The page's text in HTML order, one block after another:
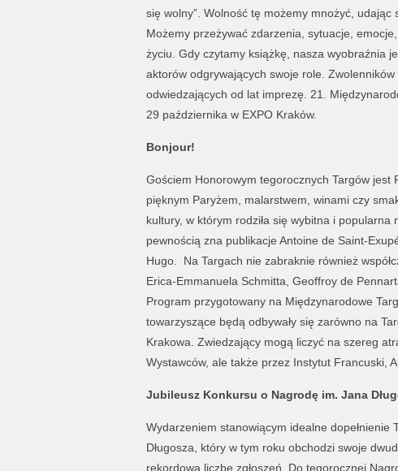
się wolny”. Wolność tę możemy mnożyć,
Możemy przeżywać zdarzenia, sytuacje,
życiu. Gdy czytamy książkę, nasza wyobraźnia
aktorów odgrywających swoje role.
odwiedzających od lat imprezę. 21.
29 października w EXPO Kraków.
Bonjour!
Gościem Honorowym tegorocznych Targów
pięknym Paryżem, malarstwem, winami czy
kultury, w którym rodziła się wybitna i popularna
pewnością zna publikacje Antoine de Saint-
Hugo.
Na Targach nie zabraknie również
Erica-Emmanuela Schmitta, Geoffroy de
Program przygotowany na Międzynarodowe
towarzyszące będą odbywały się zarówno na
Krakowa. Zwiedzający mogą liczyć na szereg
Wystawców, ale także przez Instytut Francuski,
Jubileusz Konkursu o Nagrodę im. Jana
Wydarzeniem stanowiącym idealne
Długosza, który w tym roku obchodzi swoje
rekordową liczbę zgłoszeń. Do tegorocznej